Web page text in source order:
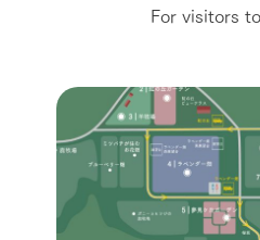
For visitors